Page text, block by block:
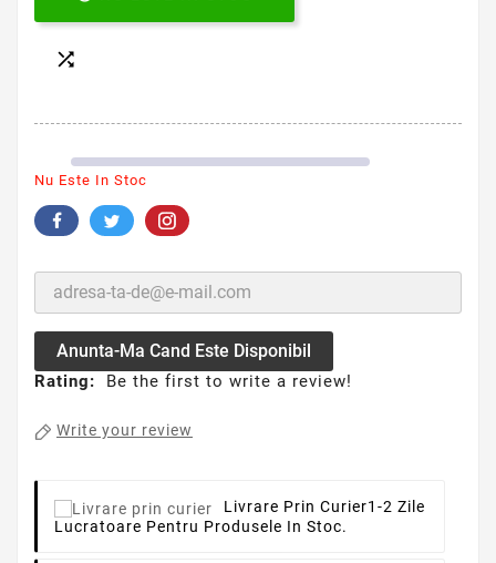

Nu Este In Stoc
Anunta-Ma Cand Este Disponibil
Rating: Be the first to write a review!
Write your review
Livrare Prin Curier1-2 Zile
Lucratoare Pentru Produsele In Stoc.